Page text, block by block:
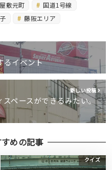
敷元町
国道1号線
藤阪エリア
るイベント
新しい投稿
ペースができるみたい。
めの記事
クイズ